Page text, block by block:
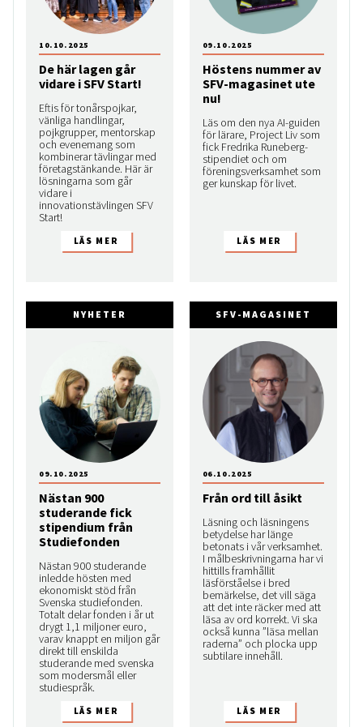
De här lagen går
vidare i SFV Start!
Eftis för tonårspojkar,
vänliga handlingar,
pojkgrupper, mentorskap
och evenemang som
kombinerar tävlingar med
företagstänkande. Här är
lösningarna som går
vidare i
innovationstävlingen SFV
Start!
10.10.2025
Höstens nummer av
SFV-magasinet ute
nu!
Läs om den nya AI-guiden
för lärare, Project Liv som
fick Fredrika Runeberg-
stipendiet och om
föreningsverksamhet som
ger kunskap för livet.
09.10.2025
NYHETER
Nästan 900
studerande fick
stipendium från
Studiefonden
Nästan 900 studerande
inledde hösten med
ekonomiskt stöd från
Svenska studiefonden.
Totalt delar fonden i år ut
drygt 1,1 miljoner euro,
varav knappt en miljon går
direkt till enskilda
studerande med svenska
som modersmål eller
studiespråk.
09.10.2025
SFV-MAGASINET
Från ord till åsikt
Läsning och läsningens
betydelse har länge
betonats i vår verksamhet.
I målbeskrivningarna har vi
hittills framhållit
läsförståelse i bred
bemärkelse, det vill säga
att det inte räcker med att
läsa av ord korrekt. Vi ska
också kunna ”läsa mellan
raderna” och plocka upp
subtilare innehåll.
06.10.2025